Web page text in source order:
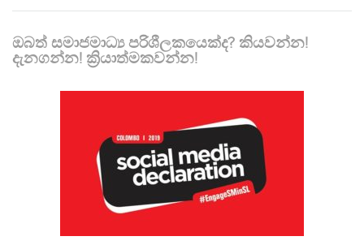
ඔබත් සමාජමාධ්‍ය පරිශීලකයෙක්ද? කියවන්න!
දැනගන්න! ක්‍රියාත්මකවන්න!